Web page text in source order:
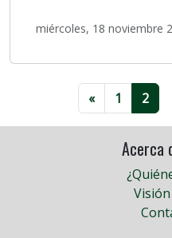
miércoles, 18 noviembre
« 1 2
Acerca